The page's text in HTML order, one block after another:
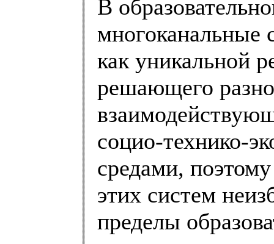
В
многоканальные
как уникальной
решающего
социо-технико-
средами,
этих систем
пределы